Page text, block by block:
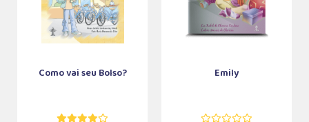
Como vai seu Bolso? Emily